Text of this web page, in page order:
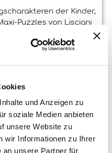
und Anzeigen zu
soziale Medien anbieten
unsere Website zu
wir Informationen zu Ihrer
an unsere Partner für
der Kinder,
Puzzles von Lisciani
Puzzle zusammen und
es dir gefällt!
24 Minnie
wurde in zertifizierten
Italy
70 x 50 cm mit 24 Teilen